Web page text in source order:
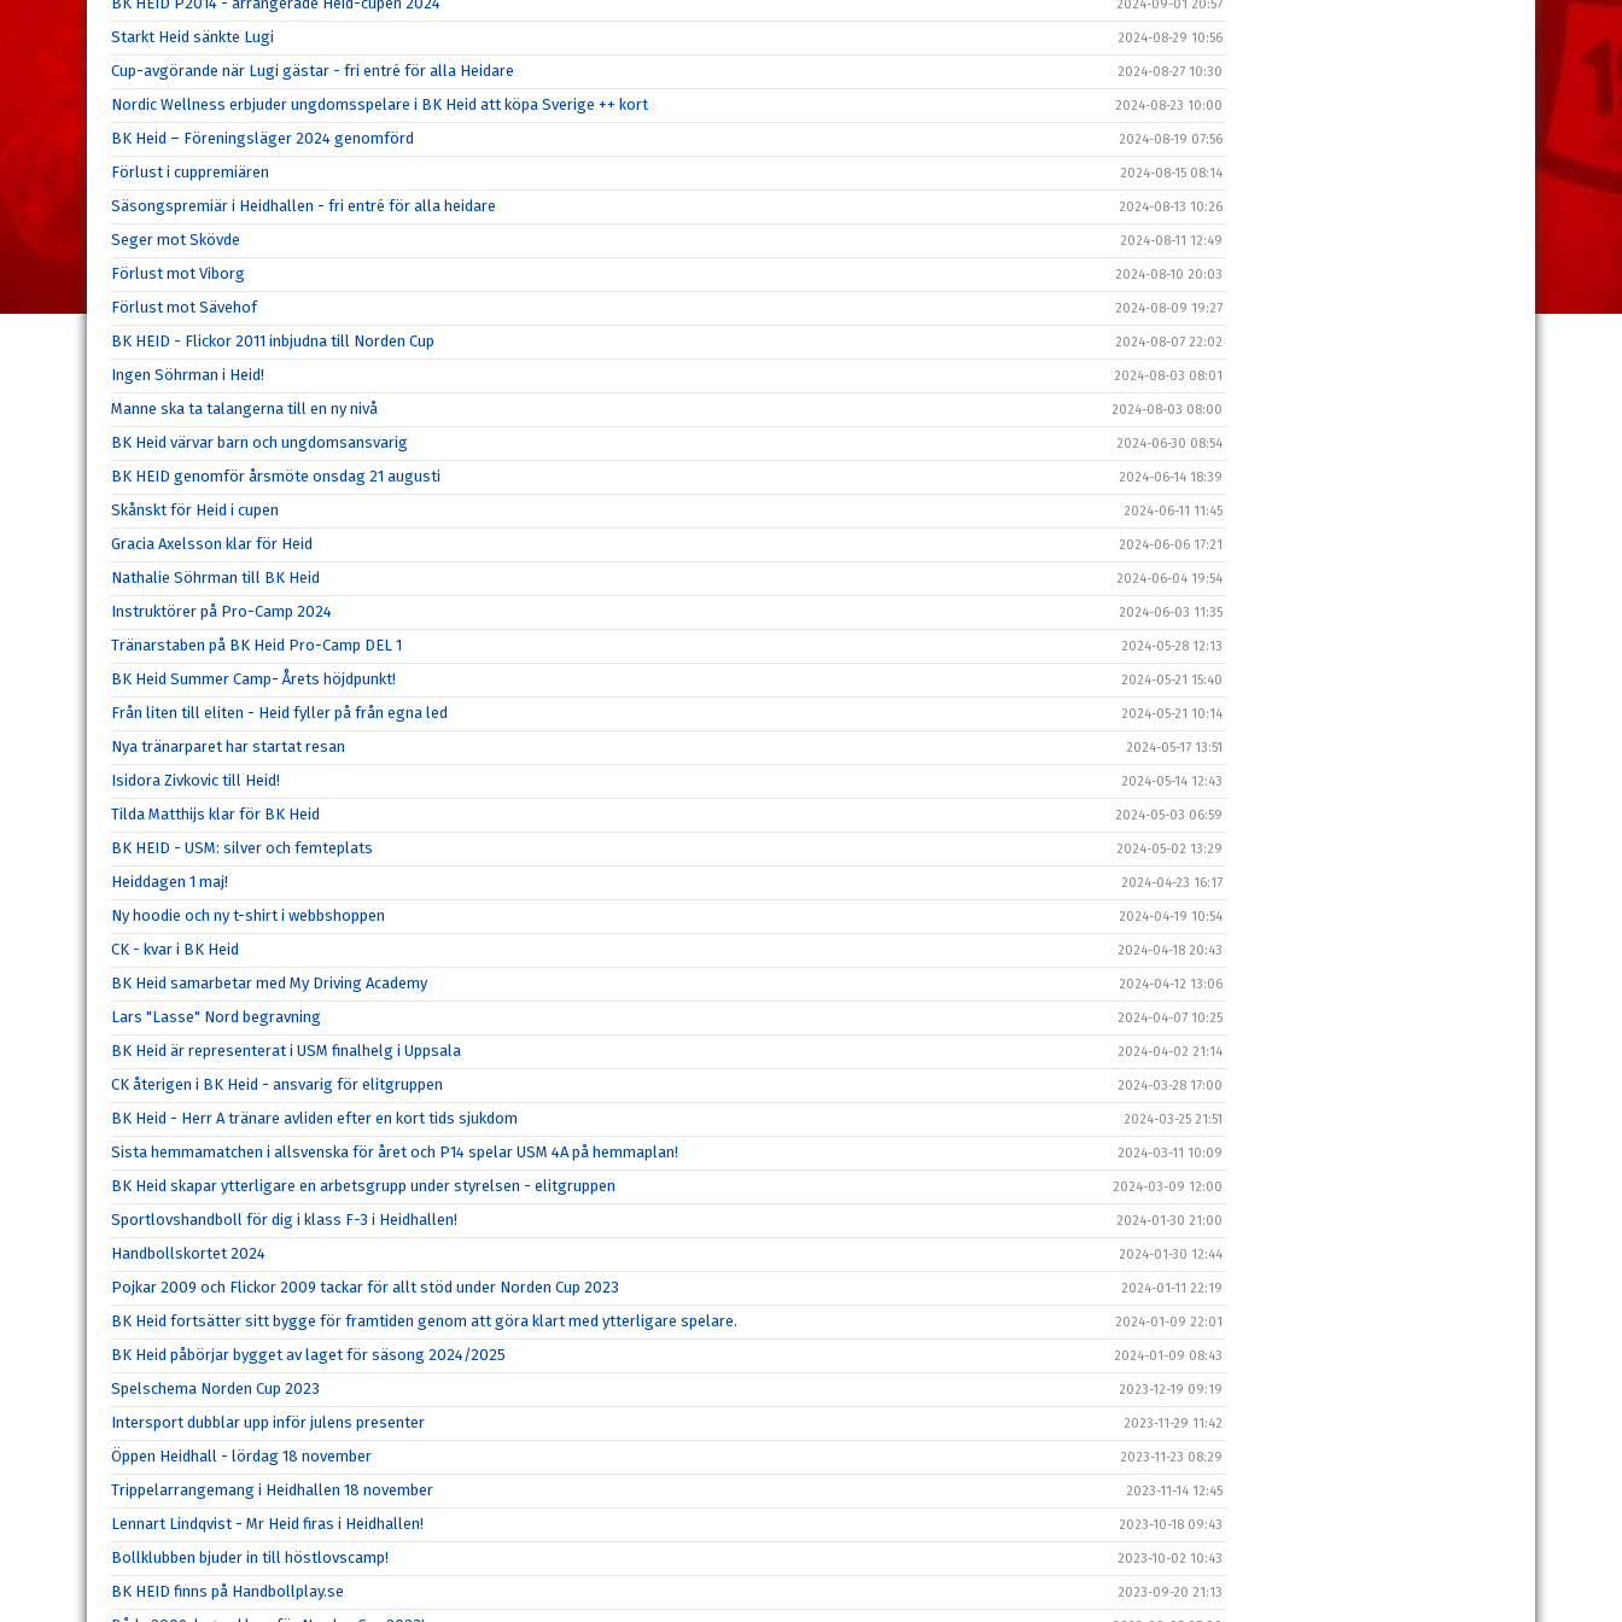
2024-09-01 20:57
Starkt Heid sänkte Lugi 2024-08-29 10:56
Cup-avgörande när Lugi gästar - fri entré för alla Heidare 2024-08-27 10:30
Nordic Wellness erbjuder ungdomsspelare i BK Heid att köpa Sverige ++ kort 2024-08-23 10:00
BK Heid – Föreningsläger 2024 genomförd 2024-08-19 07:56
Förlust i cuppremiären 2024-08-15 08:14
Säsongspremiär i Heidhallen - fri entré för alla heidare 2024-08-13 10:26
Seger mot Skövde 2024-08-11 12:49
Förlust mot Viborg 2024-08-10 20:03
Förlust mot Sävehof 2024-08-09 19:27
BK HEID - Flickor 2011 inbjudna till Norden Cup 2024-08-07 22:02
Ingen Söhrman i Heid! 2024-08-03 08:01
Manne ska ta talangerna till en ny nivå 2024-08-03 08:00
BK Heid värvar barn och ungdomsansvarig 2024-06-30 08:54
BK HEID genomför årsmöte onsdag 21 augusti 2024-06-14 18:39
Skånskt för Heid i cupen 2024-06-11 11:45
Gracia Axelsson klar för Heid 2024-06-06 17:21
Nathalie Söhrman till BK Heid 2024-06-04 19:54
Instruktörer på Pro-Camp 2024 2024-06-03 11:35
Tränarstaben på BK Heid Pro-Camp DEL 1 2024-05-28 12:13
BK Heid Summer Camp- Årets höjdpunkt! 2024-05-21 15:40
Från liten till eliten - Heid fyller på från egna led 2024-05-21 10:14
Nya tränarparet har startat resan 2024-05-17 13:51
Isidora Zivkovic till Heid! 2024-05-14 12:43
Tilda Matthijs klar för BK Heid 2024-05-03 06:59
BK HEID - USM: silver och femteplats 2024-05-02 13:29
Heiddagen 1 maj! 2024-04-23 16:17
Ny hoodie och ny t-shirt i webbshoppen 2024-04-19 10:54
CK - kvar i BK Heid 2024-04-18 20:43
BK Heid samarbetar med My Driving Academy 2024-04-12 13:06
Lars "Lasse" Nord begravning 2024-04-07 10:25
BK Heid är representerat i USM finalhelg i Uppsala 2024-04-02 21:14
CK återigen i BK Heid - ansvarig för elitgruppen 2024-03-28 17:00
BK Heid - Herr A tränare avliden efter en kort tids sjukdom 2024-03-25 21:51
Sista hemmamatchen i allsvenska för året och P14 spelar USM 4A på hemmaplan! 2024-03-11 10:09
BK Heid skapar ytterligare en arbetsgrupp under styrelsen - elitgruppen 2024-03-09 12:00
Sportlovshandboll för dig i klass F-3 i Heidhallen! 2024-01-30 21:00
Handbollskortet 2024 2024-01-30 12:44
Pojkar 2009 och Flickor 2009 tackar för allt stöd under Norden Cup 2023 2024-01-11 22:19
BK Heid fortsätter sitt bygge för framtiden genom att göra klart med ytterligare spelare. 2024-01-09 22:01
BK Heid påbörjar bygget av laget för säsong 2024/2025 2024-01-09 08:43
Spelschema Norden Cup 2023 2023-12-19 09:19
Intersport dubblar upp inför julens presenter 2023-11-29 11:42
Öppen Heidhall - lördag 18 november 2023-11-23 08:29
Trippelarrangemang i Heidhallen 18 november 2023-11-14 12:45
Lennart Lindqvist - Mr Heid firas i Heidhallen! 2023-10-18 09:43
Bollklubben bjuder in till höstlovscamp! 2023-10-02 10:43
BK HEID finns på Handbollplay.se 2023-09-20 21:13